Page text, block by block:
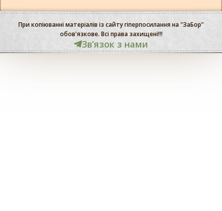
При копіюванні матеріалів із сайту гіперпосилання на "ЗаБор"
обов'язкове. Всі права захищені!!!
Звʼязок з нами